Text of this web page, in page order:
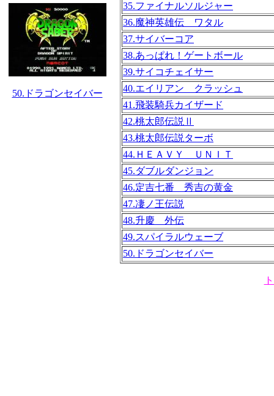
50.ドラゴンセイバー
35.ファイナルソルジャー
36.魔神英雄伝 ワタル
37.サイバーコア
38.あっぱれ！ゲートボール
39.サイコチェイサー
40.エイリアン クラッシュ
41.飛装騎兵カイザード
42.桃太郎伝説Ⅱ
43.桃太郎伝説ターボ
44.ＨＥＡＶＹ ＵＮＩＴ
45.ダブルダンジョン
46.定吉七番 秀吉の黄金
47.凄ノ王伝説
48.升慶 外伝
49.スパイラルウェーブ
50.ドラゴンセイバー